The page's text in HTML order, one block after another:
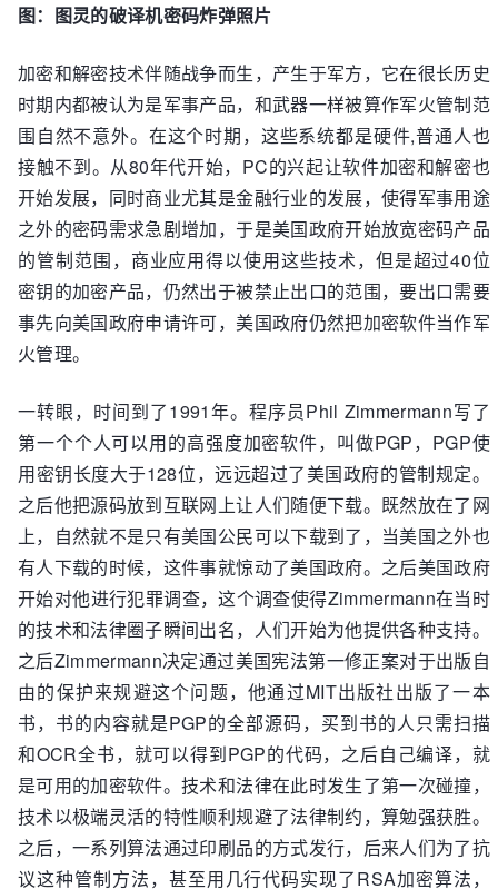
图：图灵的破译机密码炸弹照片
加密和解密技术伴随战争而生，产生于军方，它在很长历史
时期内都被认为是军事产品，和武器一样被算作军火管制范
围自然不意外。在这个时期，这些系统都是硬件,普通人也
接触不到。从80年代开始，PC的兴起让软件加密和解密也
开始发展，同时商业尤其是金融行业的发展，使得军事用途
之外的密码需求急剧增加，于是美国政府开始放宽密码产品
的管制范围，商业应用得以使用这些技术，但是超过40位
密钥的加密产品，仍然出于被禁止出口的范围，要出口需要
事先向美国政府申请许可，美国政府仍然把加密软件当作军
火管理。
一转眼，时间到了1991年。程序员Phil Zimmermann写了
第一个个人可以用的高强度加密软件，叫做PGP，PGP使
用密钥长度大于128位，远远超过了美国政府的管制规定。
之后他把源码放到互联网上让人们随便下载。既然放在了网
上，自然就不是只有美国公民可以下载到了，当美国之外也
有人下载的时候，这件事就惊动了美国政府。之后美国政府
开始对他进行犯罪调查，这个调查使得Zimmermann在当时
的技术和法律圈子瞬间出名，人们开始为他提供各种支持。
之后Zimmermann决定通过美国宪法第一修正案对于出版自
由的保护来规避这个问题，他通过MIT出版社出版了一本
书，书的内容就是PGP的全部源码，买到书的人只需扫描
和OCR全书，就可以得到PGP的代码，之后自己编译，就
是可用的加密软件。技术和法律在此时发生了第一次碰撞，
技术以极端灵活的特性顺利规避了法律制约，算勉强获胜。
之后，一系列算法通过印刷品的方式发行，后来人们为了抗
议这种管制方法，甚至用几行代码实现了RSA加密算法，